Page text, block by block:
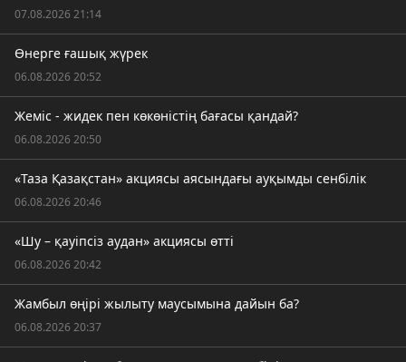
07.08.2026 21:14
Өнерге ғашық жүрек
06.08.2026 20:52
Жеміс - жидек пен көкөністің бағасы қандай?
06.08.2026 20:50
«Таза Қазақстан» акциясы аясындағы ауқымды сенбілік
06.08.2026 20:46
«Шу – қауіпсіз аудан» акциясы өтті
06.08.2026 20:42
Жамбыл өңірі жылыту маусымына дайын ба?
06.08.2026 20:37